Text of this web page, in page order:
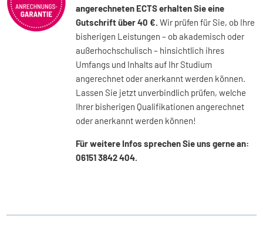
angerechneten ECTS erhalten Sie eine
Gutschrift über 40 €.Wir prüfen für Sie, ob Ihre
bisherigen Leistungen – ob akademisch oder
außerhochschulisch – hinsichtlich ihres
Umfangs und Inhalts auf Ihr Studium
angerechnet oder anerkannt werden können.
Lassen Sie jetzt unverbindlich prüfen, welche
Ihrer bisherigen Qualifikationen angerechnet
oder anerkannt werden können!
Für weitere Infos sprechen Sie uns gerne an:
06151 3842 404.